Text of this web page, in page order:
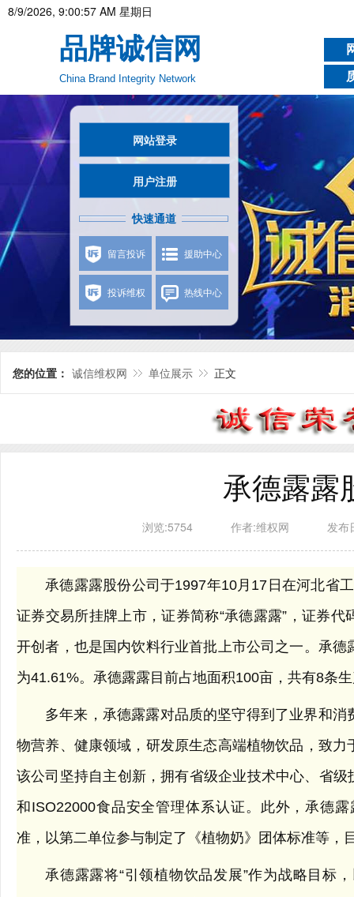
8/9/2026, 9:00:58 AM 星期日
品牌诚信网
China Brand Integrity Network
网站登录
用户注册
快速通道
留言投诉 援助中心
投诉维权 热线中心
您的位置： 诚信维权网 单位展示 正文
承德露露
浏览:5754 作者:维权网 发布
承德露露股份公司于1997年10月17日在河北省
证券交易所挂牌上市，证券简称“承德露露”，证券
开创者，也是国内饮料行业首批上市公司之一。承
为41.61%。承德露露目前占地面积100亩，共有8条
多年来，承德露露对品质的坚守得到了业界和
物营养、健康领域，研发原生态高端植物饮品，致
该公司坚持自主创新，拥有省级企业技术中心、省
和ISO22000食品安全管理体系认证。此外，承德
准，以第二单位参与制定了《植物奶》团体标准等，
承德露露将“引领植物饮品发展”作为战略目标